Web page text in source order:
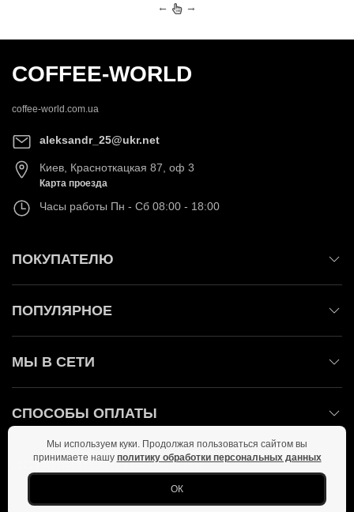
← →
COFFEE-WORLD
coffee-world.com.ua
aleksandr_25@ukr.net
Киев, Красноткацкая 87, оф 3
Карта проезда
Часы работы Пн - Сб 08:00 - 18:00
ПОКУПАТЕЛЮ
ПОПУЛЯРНОЕ
МЫ В СЕТИ
СПОСОБЫ ОПЛАТЫ
ОСТАВАЙТЕСЬ НА СВЯЗИ!
Мы используем куки. Продолжая пользоваться сайтом вы
принимаете нашу политику обработки персональных данных
ОК